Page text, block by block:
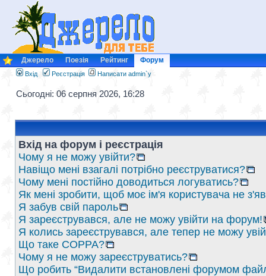
Джерело Поезія Рейтинг Форум
Вхід Реєстрація Написати admin`у
Сьогодні: 06 серпня 2026, 16:28
Вхід на форум і реєстрація
Чому я не можу увійти?
Навіщо мені взагалі потрібно реєструватися?
Чому мені постійно доводиться логуватись?
Як мені зробити, щоб моє ім'я користувача не
Я забув свій пароль
Я зареєструвався, але не можу увійти на форум!
Я колись зареєструвався, але тепер не можу
Що таке COPPA?
Чому я не можу зареєструватись?
Що робить “Видалити встановлені форумом